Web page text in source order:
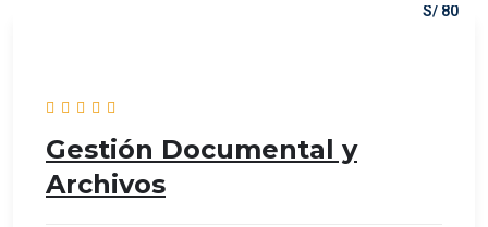
S/ 80
Gestión Documental y
Archivos